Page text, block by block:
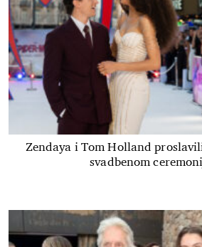
Zendaya i Tom Holland
svadbenom